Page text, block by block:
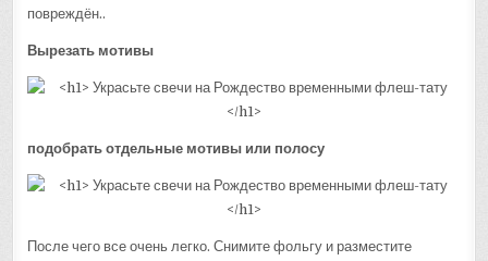
повреждён..
Вырезать мотивы
подобрать отдельные мотивы или полосу
После чего все очень легко. Снимите фольгу и разместите